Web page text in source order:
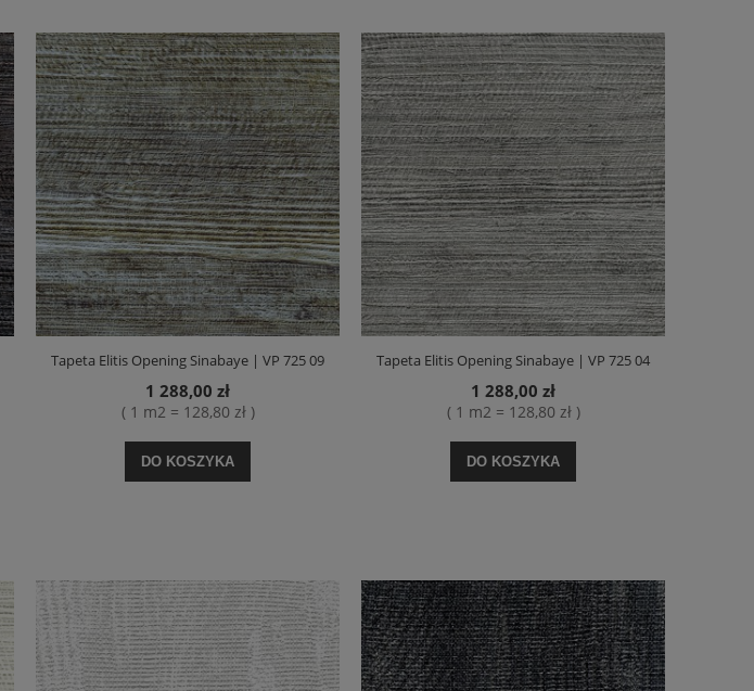
Tapeta Elitis Opening Sinabaye | VP 725 09
1 288,00 zł
( 1 m2 = 128,80 zł )
DO KOSZYKA
Tapeta Elitis Opening Sinabaye | VP 725 04
1 288,00 zł
( 1 m2 = 128,80 zł )
DO KOSZYKA